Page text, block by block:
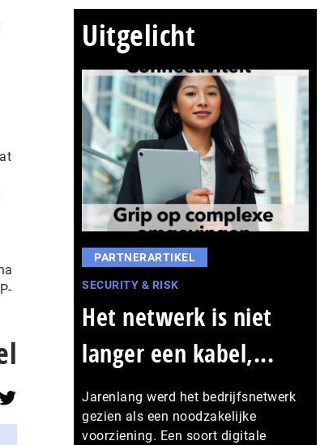
Uitgelicht
PARTNERARTIKEL
SECURITY & RISK
Het netwerk is niet
langer een kabel,...
Jarenlang werd het bedrijfsnetwerk
gezien als een noodzakelijke
voorziening. Een soort digitale